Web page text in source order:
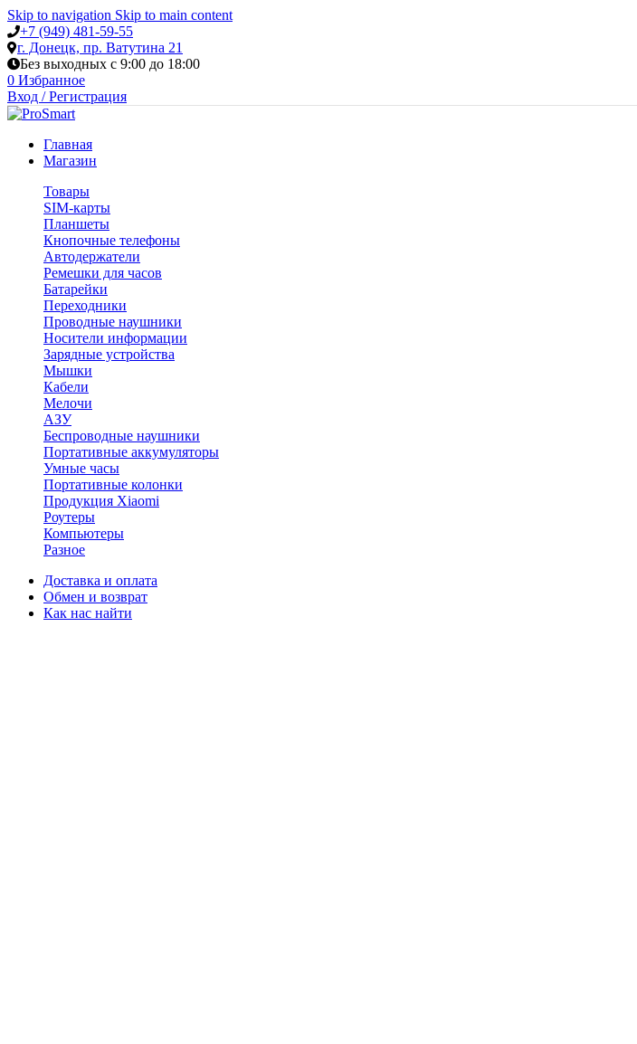
Skip to navigation Skip to main content
+7 (949) 481-59-55
г. Донецк, пр. Ватутина 21
Без выходных с 9:00 до 18:00
0 Избранное
Вход / Регистрация
Главная
Магазин
Товары
SIM-карты
Планшеты
Кнопочные телефоны
Автодержатели
Ремешки для часов
Батарейки
Переходники
Проводные наушники
Носители информации
Зарядные устройства
Мышки
Кабели
Мелочи
АЗУ
Беспроводные наушники
Портативные аккумуляторы
Умные часы
Портативные колонки
Продукция Xiaomi
Роутеры
Компьютеры
Разное
Доставка и оплата
Обмен и возврат
Как нас найти